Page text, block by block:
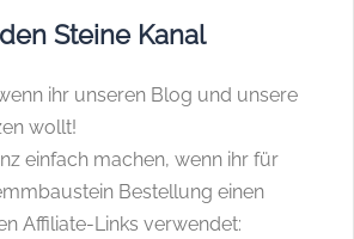
Steine Kanal
ihr unseren Blog und unsere
wollt!
einfach machen, wenn ihr für
Bestellung einen
Affiliate-Links verwendet: